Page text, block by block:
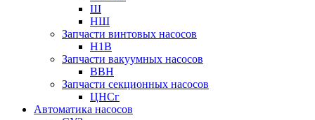
Ш
НШ
Запчасти винтовых насосов
Н1В
Запчасти вакуумных насосов
ВВН
Запчасти секционных насосов
ЦНСг
Автоматика насосов